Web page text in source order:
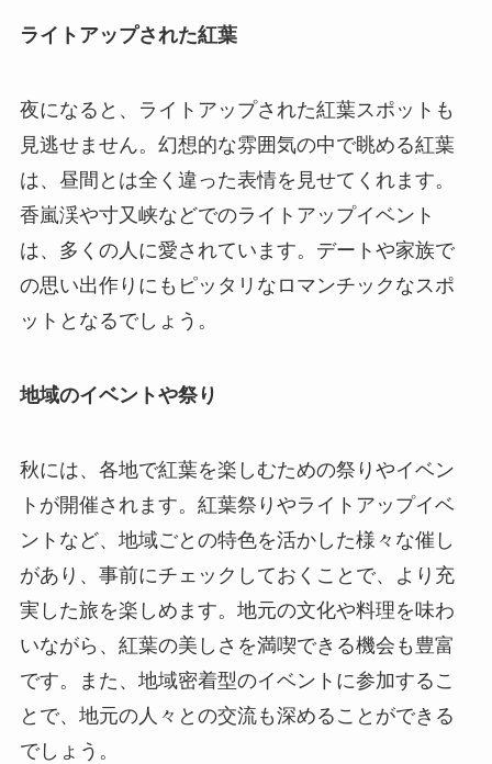
ライトアップされた紅葉
夜になると、ライトアップされた紅葉スポットも
見逃せません。幻想的な雰囲気の中で眺める紅葉
は、昼間とは全く違った表情を見せてくれます。
香嵐渓や寸又峡などでのライトアップイベント
は、多くの人に愛されています。デートや家族で
の思い出作りにもピッタリなロマンチックなスポ
ットとなるでしょう。
地域のイベントや祭り
秋には、各地で紅葉を楽しむための祭りやイベン
トが開催されます。紅葉祭りやライトアップイベ
ントなど、地域ごとの特色を活かした様々な催し
があり、事前にチェックしておくことで、より充
実した旅を楽しめます。地元の文化や料理を味わ
いながら、紅葉の美しさを満喫できる機会も豊富
です。また、地域密着型のイベントに参加するこ
とで、地元の人々との交流も深めることができる
でしょう。